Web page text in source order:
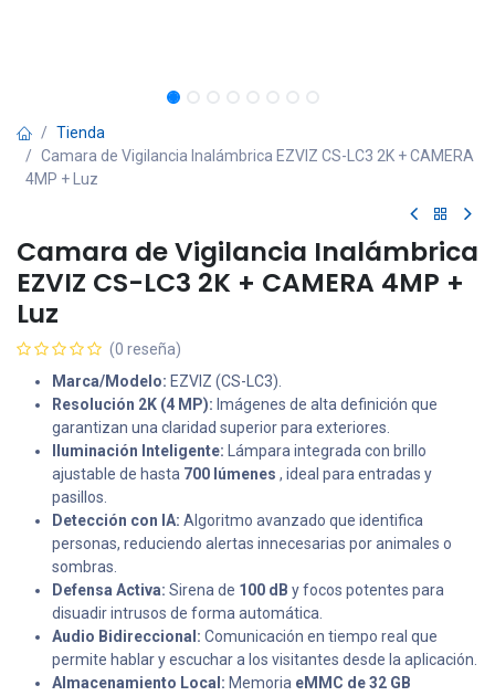
Tienda
Camara de Vigilancia Inalámbrica EZVIZ CS-LC3 2K + CAMERA
4MP + Luz
Camara de Vigilancia Inalámbrica
EZVIZ CS-LC3 2K + CAMERA 4MP +
Luz
(0 reseña)
Marca/Modelo: EZVIZ (CS-LC3).
Resolución 2K (4 MP): Imágenes de alta definición que
garantizan una claridad superior para exteriores.
Iluminación Inteligente: Lámpara integrada con brillo
ajustable de hasta 700 lúmenes , ideal para entradas y
pasillos.
Detección con IA: Algoritmo avanzado que identifica
personas, reduciendo alertas innecesarias por animales o
sombras.
Defensa Activa: Sirena de 100 dB y focos potentes para
disuadir intrusos de forma automática.
Audio Bidireccional: Comunicación en tiempo real que
permite hablar y escuchar a los visitantes desde la aplicación.
Almacenamiento Local: Memoria eMMC de 32 GB